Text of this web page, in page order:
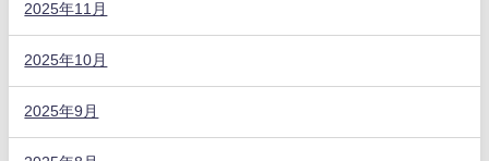
2025年11月
2025年10月
2025年9月